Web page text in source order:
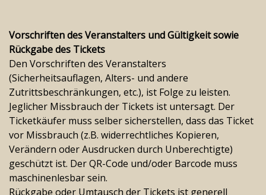
Vorschriften des Veranstalters und Gültigkeit sowie
Rückgabe des Tickets
Den Vorschriften des Veranstalters
(Sicherheitsauflagen, Alters- und andere
Zutrittsbeschränkungen, etc.), ist Folge zu leisten.
Jeglicher Missbrauch der Tickets ist untersagt. Der
Ticketkäufer muss selber sicherstellen, dass das Ticket
vor Missbrauch (z.B. widerrechtliches Kopieren,
Verändern oder Ausdrucken durch Unberechtigte)
geschützt ist. Der QR-Code und/oder Barcode muss
maschinenlesbar sein.
Rückgabe oder Umtausch der Tickets ist generell